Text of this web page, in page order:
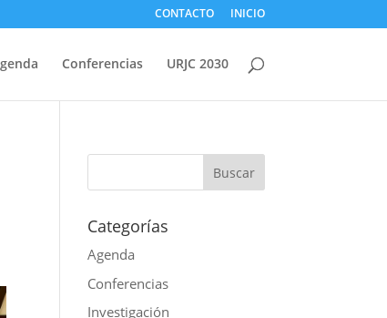
CONTACTO INICIO
Conferencias URJC 2030
Categorías
Agenda
Conferencias
Investigación